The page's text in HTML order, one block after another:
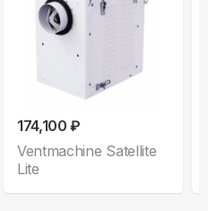
174,100 ₽
Ventmachine Satellite
Lite